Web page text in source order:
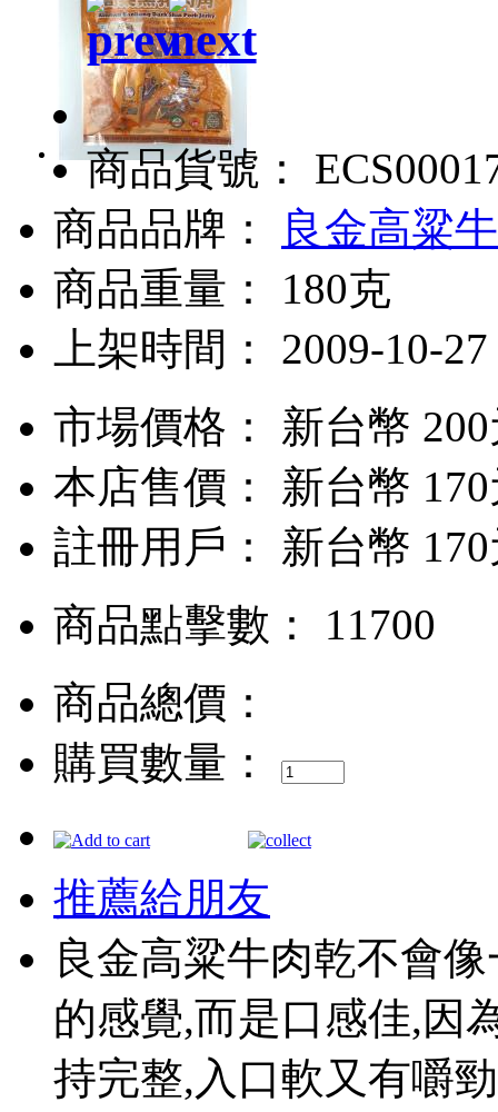
商品貨號：
商品品牌：
良金高粱
商品重量： 180克
上架時間： 2009-10-27
市場價格： 新台幣
本店售價： 新台幣
註冊用戶： 新台幣
商品點擊數： 11700
商品總價：
購買數量：
推薦給朋友
良金高粱牛肉乾不會
的感覺,而是口感佳,因
持完整,入口軟又有嚼